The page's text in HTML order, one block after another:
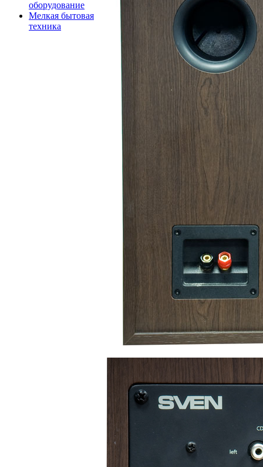
оборудование
Мелкая бытовая
техника